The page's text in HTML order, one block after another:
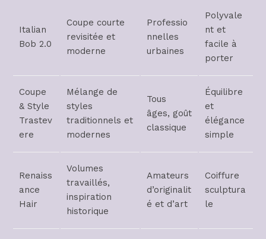
Italian
Bob 2.0
Coupe courte
revisitée et
moderne
Professio
nnelles
urbaines
Polyvale
nt et
facile à
porter
Coupe
& Style
Trastev
ere
Mélange de
styles
traditionnels et
modernes
Tous
âges, goût
classique
Équilibre
et
élégance
simple
Renaiss
ance
Hair
Volumes
travaillés,
inspiration
historique
Amateurs
d’originalit
é et d’art
Coiffure
sculptura
le